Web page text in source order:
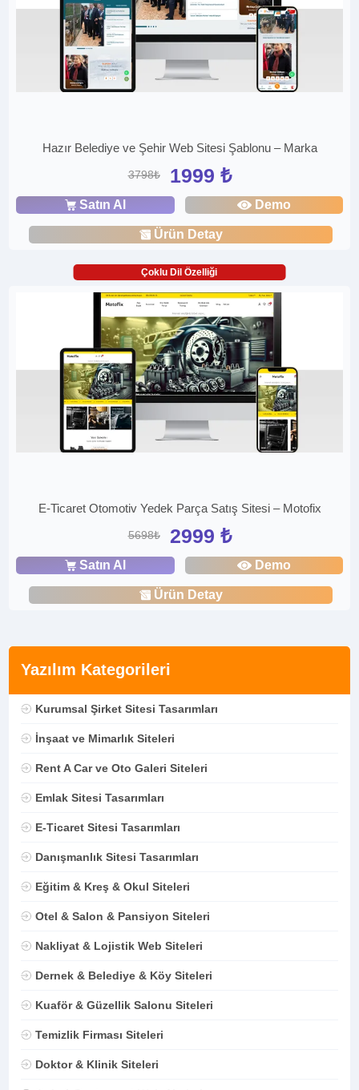
Yazılım Kategorileri
Kurumsal Şirket Sitesi Tasarımları
İnşaat ve Mimarlık Siteleri
Rent A Car ve Oto Galeri Siteleri
Emlak Sitesi Tasarımları
E-Ticaret Sitesi Tasarımları
Danışmanlık Sitesi Tasarımları
Eğitim & Kreş & Okul Siteleri
Otel & Salon & Pansiyon Siteleri
Nakliyat & Lojistik Web Siteleri
Dernek & Belediye & Köy Siteleri
Kuaför & Güzellik Salonu Siteleri
Temizlik Firması Siteleri
Doktor & Klinik Siteleri
Hazır Belediye ve Şehir Web Sitesi Şablonu – Marka
3798₺ 1999 ₺
Satın Al Demo
Ürün Detay
Çoklu Dil Özelliği
E-Ticaret Otomotiv Yedek Parça Satış Sitesi – Motofix
5698₺ 2999 ₺
Satın Al Demo
Ürün Detay